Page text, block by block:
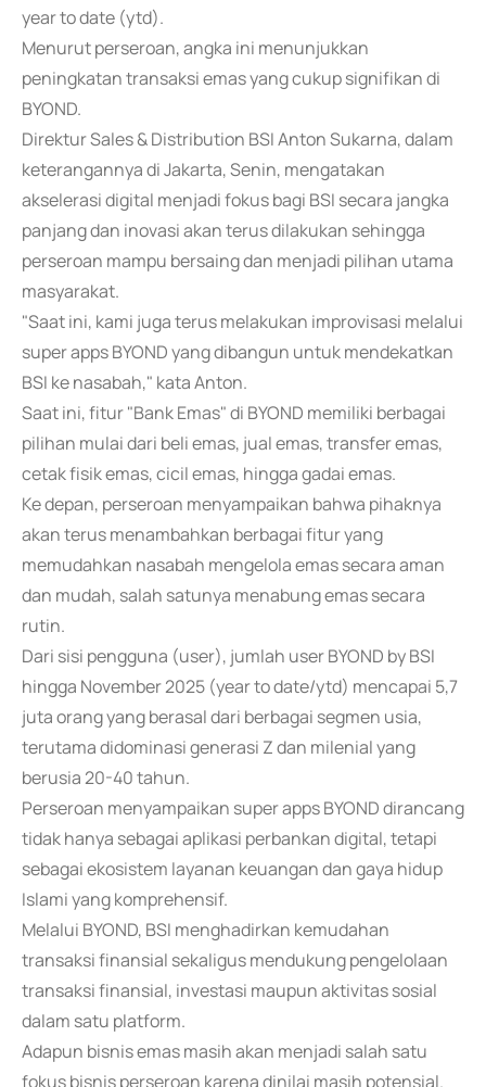
year to date (ytd).
Menurut perseroan, angka ini menunjukkan
peningkatan transaksi emas yang cukup signifikan di
BYOND.
Direktur Sales & Distribution BSI Anton Sukarna, dalam
keterangannya di Jakarta, Senin, mengatakan
akselerasi digital menjadi fokus bagi BSI secara jangka
panjang dan inovasi akan terus dilakukan sehingga
perseroan mampu bersaing dan menjadi pilihan utama
masyarakat.
"Saat ini, kami juga terus melakukan improvisasi melalui
super apps BYOND yang dibangun untuk mendekatkan
BSI ke nasabah," kata Anton.
Saat ini, fitur "Bank Emas" di BYOND memiliki berbagai
pilihan mulai dari beli emas, jual emas, transfer emas,
cetak fisik emas, cicil emas, hingga gadai emas.
Ke depan, perseroan menyampaikan bahwa pihaknya
akan terus menambahkan berbagai fitur yang
memudahkan nasabah mengelola emas secara aman
dan mudah, salah satunya menabung emas secara
rutin.
Dari sisi pengguna (user), jumlah user BYOND by BSI
hingga November 2025 (year to date/ytd) mencapai 5,7
juta orang yang berasal dari berbagai segmen usia,
terutama didominasi generasi Z dan milenial yang
berusia 20-40 tahun.
Perseroan menyampaikan super apps BYOND dirancang
tidak hanya sebagai aplikasi perbankan digital, tetapi
sebagai ekosistem layanan keuangan dan gaya hidup
Islami yang komprehensif.
Melalui BYOND, BSI menghadirkan kemudahan
transaksi finansial sekaligus mendukung pengelolaan
transaksi finansial, investasi maupun aktivitas sosial
dalam satu platform.
Adapun bisnis emas masih akan menjadi salah satu
fokus bisnis perseroan karena dinilai masih potensial.